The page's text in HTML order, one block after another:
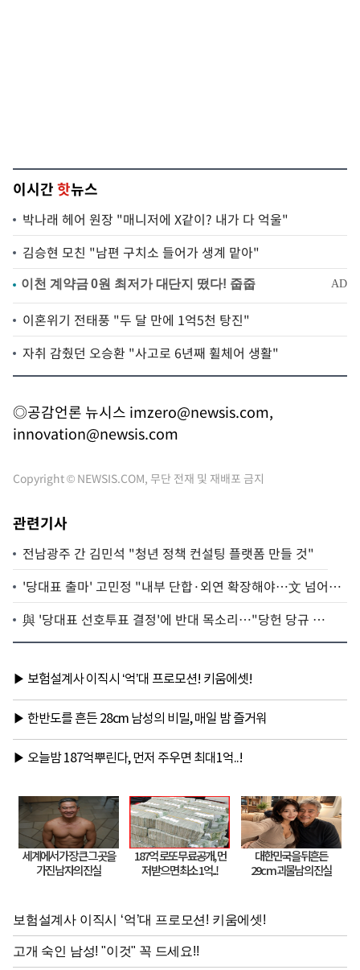
이시간핫뉴스
박나래 헤어 원장 "매니저에 X같이? 내가 다 억울"
김승현 모친 "남편 구치소 들어가 생계 맡아"
이혼위기 전태풍 "두 달 만에 1억5천 탕진"
자취 감췄던 오승환 "사고로 6년째 휠체어 생활"
◎공감언론 뉴시스 imzero@newsis.com,
innovation@newsis.com
Copyright © NEWSIS.COM, 무단 전재 및 재배포 금지
관련기사
전남광주 간 김민석 "청년 정책 컨설팅 플랫폼 만들 것"
'당대표 출마' 고민정 "내부 단합·외연 확장해야…文 넘어설
것"(종합)
與 '당대표 선호투표 결정'에 반대 목소리…"당헌 당규 위
반"